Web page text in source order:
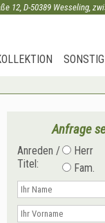
12, D-50389 Wesseling,
Anfrage
Anreden /
Titel:
Herr
Fam.